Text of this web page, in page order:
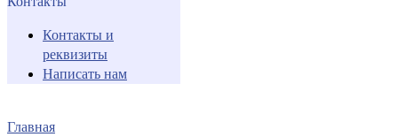
Контакты и
реквизиты
Написать нам
Главная